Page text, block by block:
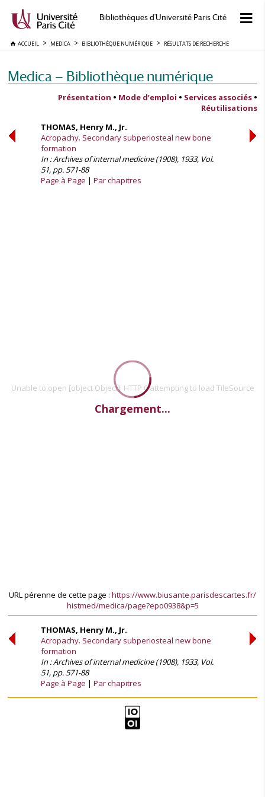
Bibliothèques d'Université Paris Cité
ACCUEIL MEDICA BIBLIOTHÈQUE NUMÉRIQUE RÉSULTATS DE RECHERCHE
Medica — Bibliothèque numérique
Présentation • Mode d’emploi • Services associés •
Réutilisations
THOMAS, Henry M., Jr.
Acropachy. Secondary subperiosteal new bone
formation
In : Archives of internal medicine (1908), 1933, Vol.
51, pp. 571-88
Page à Page
Par chapitres
Unable to open [object Object]: HTTP 0 attempting to load TileSource
Chargement...
URL pérenne de cette page : https://www.biusante.parisdescartes.fr/
histmed/medica/page?epo0938&p=5
THOMAS, Henry M., Jr.
Acropachy. Secondary subperiosteal new bone
formation
In : Archives of internal medicine (1908), 1933, Vol.
51, pp. 571-88
Page à Page
Par chapitres